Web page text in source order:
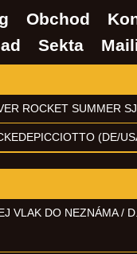
Obchod
Sekta
ROCKET SUMMER
(DE/
VLAK DO NEZNÁMA /